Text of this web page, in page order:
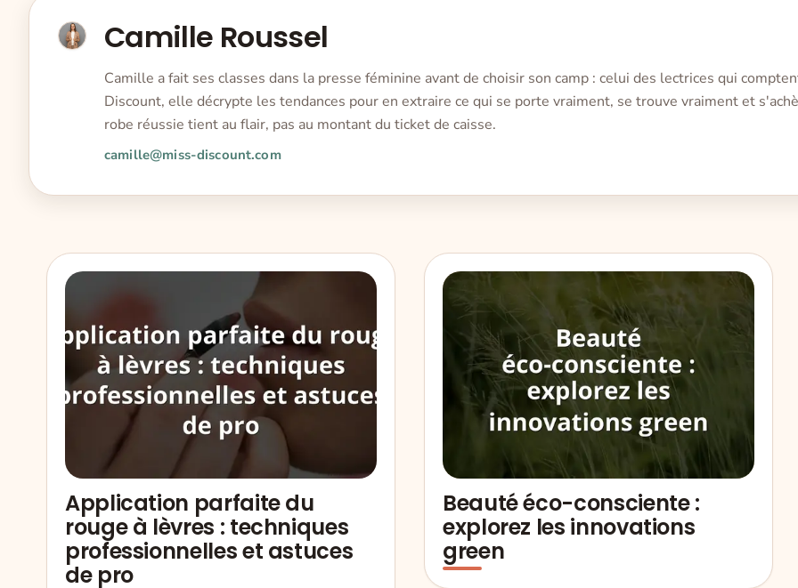
Camille Roussel
Camille a fait ses classes dans la presse féminine avant de choisir son camp : celui des lectrices qui
Discount, elle décrypte les tendances pour en extraire ce qui se porte vraiment, se trouve vraiment et
robe réussie tient au flair, pas au montant du ticket de caisse.
camille@miss-discount.com
Application parfaite du
rouge à lèvres : techniques
professionnelles et astuces
de pro
Beauté éco-consciente :
explorez les innovations
green